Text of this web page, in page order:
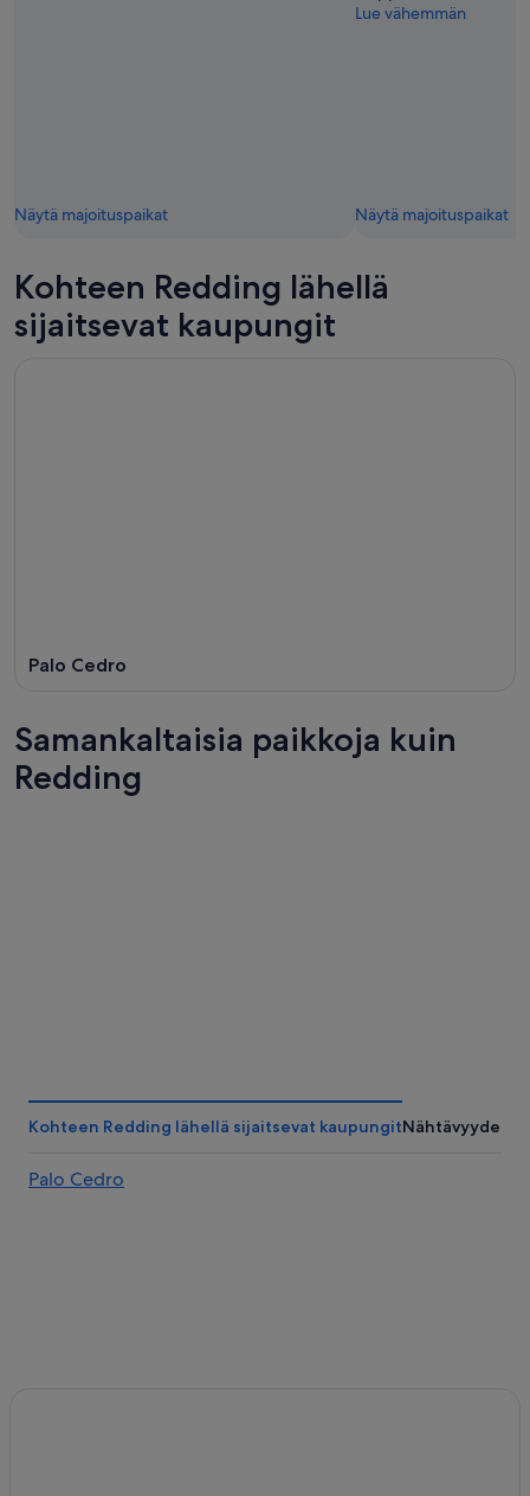
Näytä majoituspaikat
Lue vähemmän
Näytä majoituspaikat
Kohteen Redding lähellä
sijaitsevat kaupungit
Palo Cedro
Samankaltaisia paikkoja kuin
Redding
Kohteen Redding lähellä sijaitsevat kaupungitNähtävyydet
Palo Cedro